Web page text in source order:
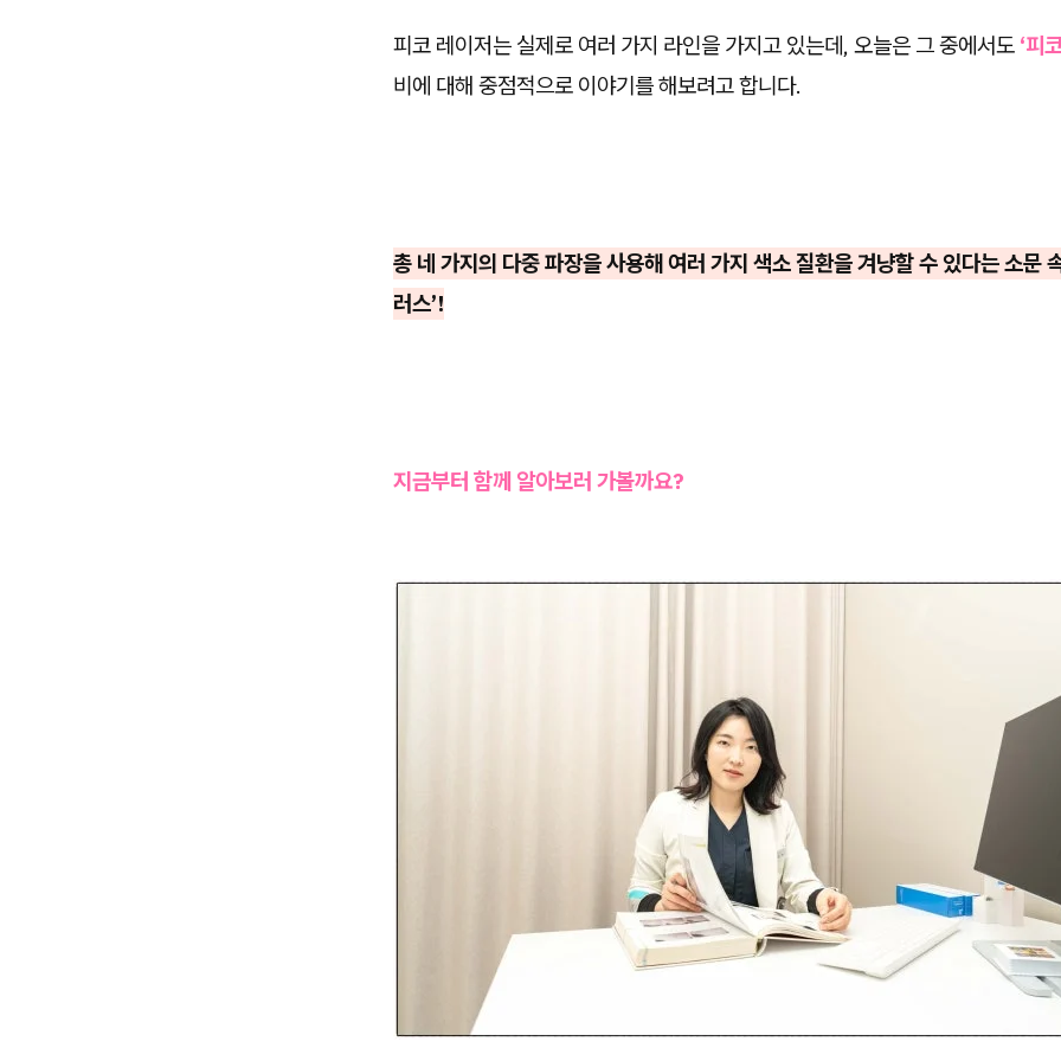
피코 레이저는 실제로 여러 가지 라인을 가지고 있는데, 오늘은 그 중에서도 ‘피
비에 대해 중점적으로 이야기를 해보려고 합니다.
총 네 가지의 다중 파장을 사용해 여러 가지 색소 질환을 겨냥할 수 있다는 소문
러스’!
지금부터 함께 알아보러 가볼까요?